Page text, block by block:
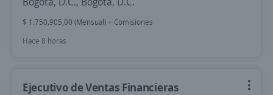
$ 1.750.905,00 (Mensual) + Comisiones
Hace 8 horas
Ejecutivo de Ventas Financieras